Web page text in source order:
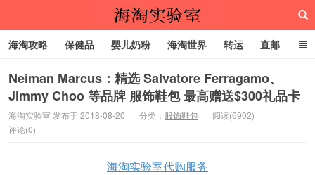
海淘实验室
海淘攻略 保健品 婴儿奶粉 海淘世界 转运 直邮
代购服务
Neiman Marcus：精选 Salvatore Ferragamo、
Jimmy Choo 等品牌 服饰鞋包 最高赠送$300礼品卡
海淘实验室 发布于 2018-08-20 分类： 服饰鞋包
阅读(6902)
评论(0)
海淘实验室代购服务